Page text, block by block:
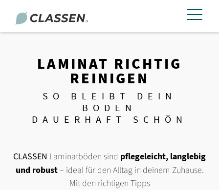
LAMINAT RICHTIG
REINIGEN
SO BLEIBT DEIN
BODEN
DAUERHAFT SCHÖN
CLASSEN Laminatböden sind pflegeleicht, langlebig
und robust– ideal für den Alltag in deinem Zuhause.
Mit den richtigen Tipps